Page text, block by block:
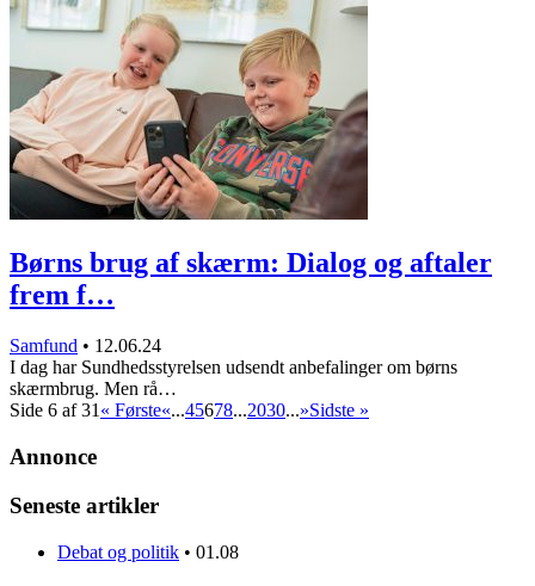
Børns brug af skærm: Dialog og aftaler
frem f…
Samfund • 12.06.24
I dag har Sundhedsstyrelsen udsendt anbefalinger om børns
skærmbrug. Men rå…
Side 6 af 31 « Første«...45678...2030...»Sidste »
Annonce
Seneste artikler
Debat og politik • 01.08